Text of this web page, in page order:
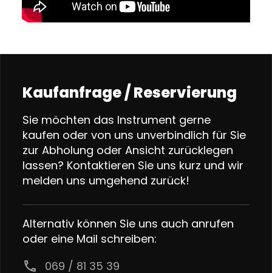
Kaufanfrage / Reservierung
Sie möchten das Instrument gerne
kaufen oder von uns unverbindlich für Sie
zur Abholung oder Ansicht zurücklegen
lassen? Kontaktieren Sie uns kurz und wir
melden uns umgehend zurück!
Alternativ können Sie uns auch anrufen
oder eine Mail schreiben:
call
069 / 81 35 39